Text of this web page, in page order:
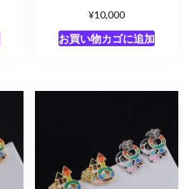
¥10,000
お買い物カゴに追加